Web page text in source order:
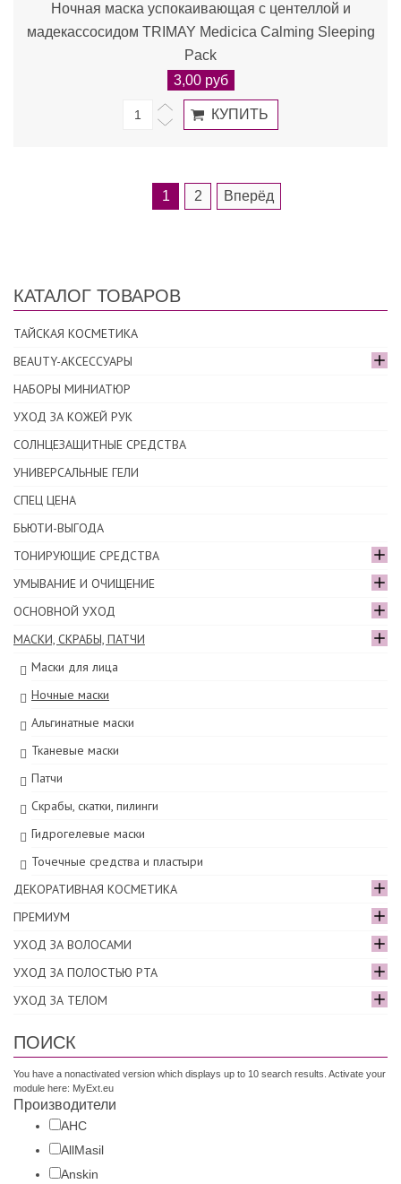
Ночная маска успокаивающая с центеллой и
мадекассосидом TRIMAY Medicica Calming Sleeping
Pack
3,00 руб
1 2 Вперёд
КАТАЛОГ ТОВАРОВ
ТАЙСКАЯ КОСМЕТИКА
BEAUTY-АКСЕССУАРЫ
НАБОРЫ МИНИАТЮР
УХОД ЗА КОЖЕЙ РУК
СОЛНЦЕЗАЩИТНЫЕ СРЕДСТВА
УНИВЕРСАЛЬНЫЕ ГЕЛИ
СПЕЦ ЦЕНА
БЬЮТИ-ВЫГОДА
ТОНИРУЮЩИЕ СРЕДСТВА
УМЫВАНИЕ И ОЧИЩЕНИЕ
ОСНОВНОЙ УХОД
МАСКИ, СКРАБЫ, ПАТЧИ
Маски для лица
Ночные маски
Альгинатные маски
Тканевые маски
Патчи
Скрабы, скатки, пилинги
Гидрогелевые маски
Точечные средства и пластыри
ДЕКОРАТИВНАЯ КОСМЕТИКА
ПРЕМИУМ
УХОД ЗА ВОЛОСАМИ
УХОД ЗА ПОЛОСТЬЮ РТА
УХОД ЗА ТЕЛОМ
ПОИСК
You have a nonactivated version which displays up to 10 search results. Activate your
module here: MyExt.eu
Производители
AHC
AllMasil
Anskin